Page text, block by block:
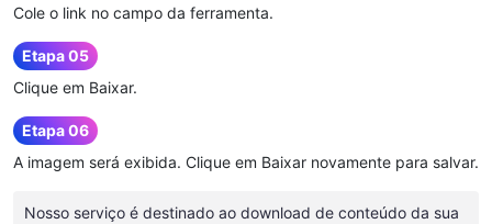
Cole o link no campo da ferramenta.
Etapa 05
Clique em Baixar.
Etapa 06
A imagem será exibida. Clique em Baixar novamente para salvar.
Nosso serviço é destinado ao download de conteúdo da sua